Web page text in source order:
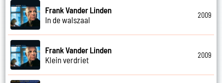
Frank Vander Linden
In de walszaal
2009
Frank Vander Linden
Klein verdriet
2009